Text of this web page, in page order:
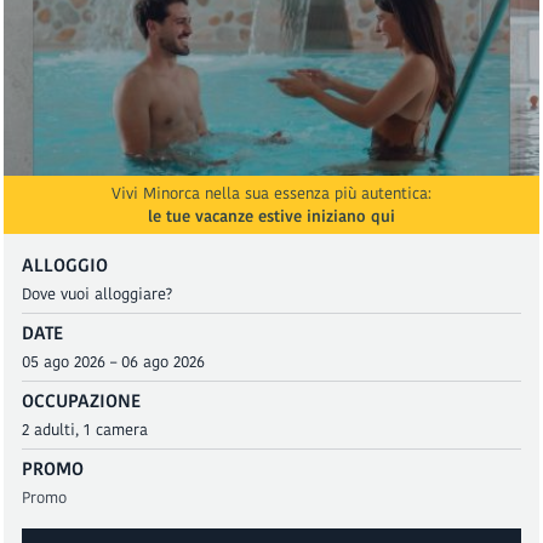
Vivi Minorca nella sua essenza più autentica:
le tue vacanze estive iniziano qui
ALLOGGIO
DATE
OCCUPAZIONE
PROMO